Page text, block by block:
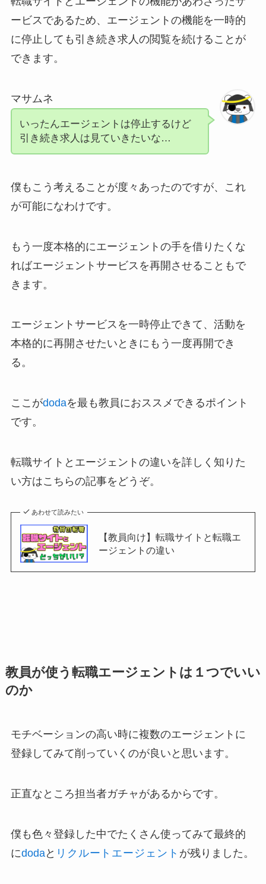
ービスであるため、エージェントの機能を一時的
に停止しても引き続き求人の閲覧を続けることが
できます。
マサムネ
いったんエージェントは停止するけど
引き続き求人は見ていきたいな…
僕もこう考えることが度々あったのですが、これ
が可能になわけです。
もう一度本格的にエージェントの手を借りたくな
ればエージェントサービスを再開させることもで
きます。
エージェントサービスを一時停止できて、活動を
本格的に再開させたいときにもう一度再開でき
る。
ここがdodaを最も教員におススメできるポイント
です。
転職サイトとエージェントの違いを詳しく知りた
い方はこちらの記事をどうぞ。
あわせて読みたい
【教員向け】転職サイトと転職エ
ージェントの違い
教員が使う転職エージェントは１つでいい
のか
モチベーションの高い時に複数のエージェントに
登録してみて削っていくのが良いと思います。
正直なところ担当者ガチャがあるからです。
僕も色々登録した中でたくさん使ってみて最終的
にdodaと リクルートエージェント が残りました。